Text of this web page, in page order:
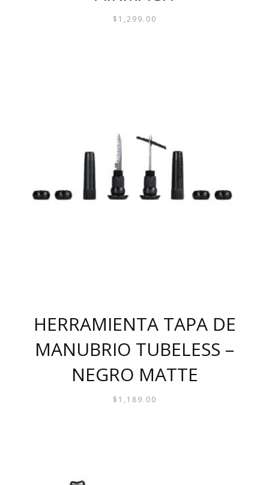
$ 1,299.00
HERRAMIENTA TAPA DE
MANUBRIO TUBELESS –
NEGRO MATTE
$ 1,189.00